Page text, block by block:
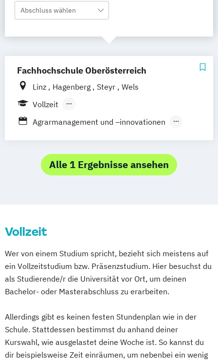
Abschluss wählen
Fachhochschule Oberösterreich
Linz Hagenberg Steyr
Wels
Vollzeit
Berufsbegleitendes Präsenzstudium
Agrarmanagement und –innovationen
Applied Technologies for Medical
Diagnostics
Automotive Computing
Management (EN)
Bauingenieurwesen im Hochbau
Bio- und Umwelttechnik
Controlling
Data Science und Engineering
Design of Digital Products Digital Arts
Digital Business Management
Electrical Engineering (EN)
Alle 1 Ergebnisse ansehen
Vollzeit
Wer von einem Studium spricht, bezieht sich meistens auf
ein Vollzeitstudium bzw. Präsenzstudium. Hier besuchst du
als Studierende/r die Universität vor Ort, um deinen
Bachelor- oder Masterabschluss zu erarbeiten.
Allerdings gibt es keinen festen Stundenplan wie in der
Schule. Stattdessen bestimmst du anhand deiner
Kurswahl, wie ausgelastet deine Woche ist. So kannst du
dir beispielsweise Zeit einräumen, um nebenbei ein wenig